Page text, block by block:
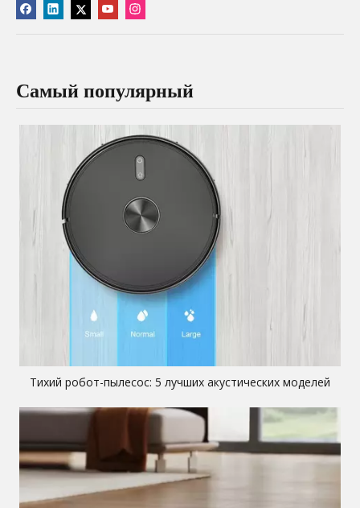
Самый популярный
Тихий робот-пылесос: 5 лучших акустических моделей